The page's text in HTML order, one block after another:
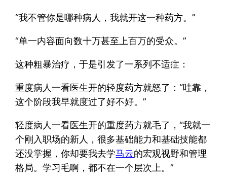
“我不管你是哪种病人，我就开这一种药方。”
“单一内容面向数十万甚至上百万的受众。”
这种粗暴治疗，于是引发了一系列不适症：
重度病人一看医生开的轻度药方就怒了：“哇靠，
这个阶段我早就度过了好不好。”
轻度病人一看医生开的重度药方就毛了，“我就一
个刚入职场的新人，很多基础能力和基础技能都
还没掌握，你却要我去学马云的宏观视野和管理
格局。学习毛啊，都不在一个层次上。”